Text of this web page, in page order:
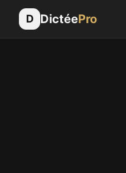
D DictéePro